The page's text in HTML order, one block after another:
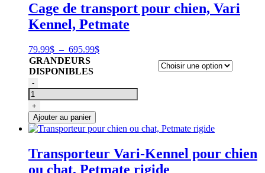
Cage de transport pour chien, Vari
Kennel, Petmate
79.99$ – 695.99$Plage
à
695.99$
GRANDEURS
DISPONIBLES
quantité
de
Cage
de
transport
pour
Vari
Kennel,
-
+
Ajouter au panier
Transporteur Vari-Kennel pour chien
ou chat, Petmate rigide